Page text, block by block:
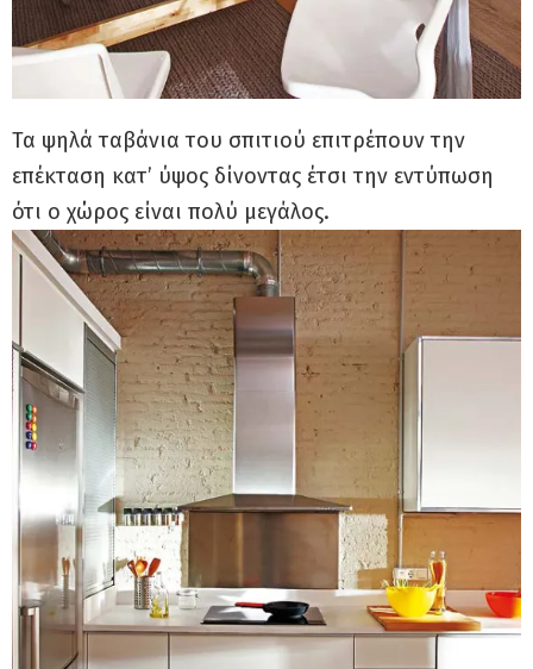
Τα ψηλά ταβάνια του σπιτιού επιτρέπουν την
επέκταση κατ’ ύψος δίνοντας έτσι την εντύπωση
ότι ο χώρος είναι πολύ μεγάλος.